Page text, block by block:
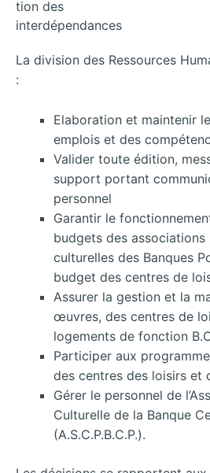
tion des
interdépendances
La division des Ressources
:
Elaboration et maintenir
emplois et des
Valider toute édition,
support portant
personnel
Garantir le
budgets des
culturelles des Banques
budget des centres de
Assurer la gestion et la
œuvres, des centres de
logements de fonction
Participer aux
des centres des loisirs et
Gérer le personnel de
Culturelle de la Banque
(A.S.C.P.B.C.P.).